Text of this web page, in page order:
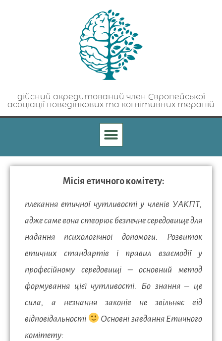
дійсний акредитований член Європейської
асоціації поведінкових та когнітивних терапій
Місія етичного комітету:
плекання етичної чутливості у членів УАКПТ,
адже саме вона створює безпечне середовище для
надання психологічної допомоги. Розвиток
етичних стандартів і правил взаємодії у
професійному середовищі – основний метод
формування цієї чутливості. Бо знання – це
сила, а незнання законів не звільняє від
відповідальності
Основні завдання Етичного
комітету: